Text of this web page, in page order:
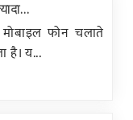
फोन चलाते
है। य...